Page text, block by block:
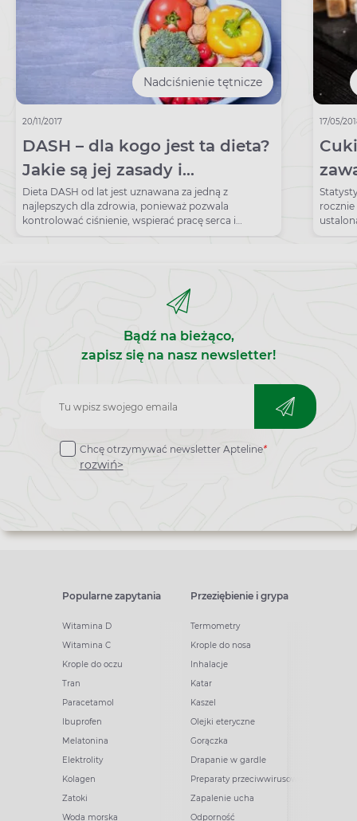
Nadciśnienie tętnicze
20/11/2017
DASH – dla kogo jest ta dieta?
Jakie są jej zasady i
dozwolone produkty?
Dieta DASH od lat jest uznawana za jedną z
najlepszych dla zdrowia, ponieważ pozwala
kontrolować ciśnienie, wspierać pracę serca i
utrzymywać prawidłową wagę.
17/05/
Bądź na bieżąco,
zapisz się na nasz newsletter!
Zapisz
do
newslettera
Chcę otrzymywać newsletter Apteline*
rozwiń>
Popularne zapytania
Witamina D
Witamina C
Krople do oczu
Tran
Paracetamol
Ibuprofen
Melatonina
Elektrolity
Kolagen
Zatoki
Woda morska
Przeziębienie i grypa
Termometry
Krople do nosa
Inhalacje
Katar
Kaszel
Olejki eteryczne
Gorączka
Drapanie w gardle
Preparaty przeciwwirusowe
Zapalenie ucha
Odporność